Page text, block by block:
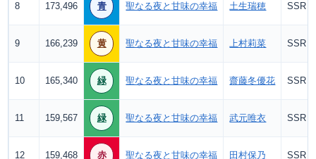
8 173,496 青 聖なる夜と甘味の幸福 土生瑞穂 SSR
9 166,239 黄 聖なる夜と甘味の幸福 上村莉菜 SSR
10 165,340 緑 聖なる夜と甘味の幸福 齋藤冬優花 SSR
11 159,567 緑 聖なる夜と甘味の幸福 武元唯衣 SSR
12 159,468 赤 聖なる夜と甘味の幸福 田村保乃 SSR